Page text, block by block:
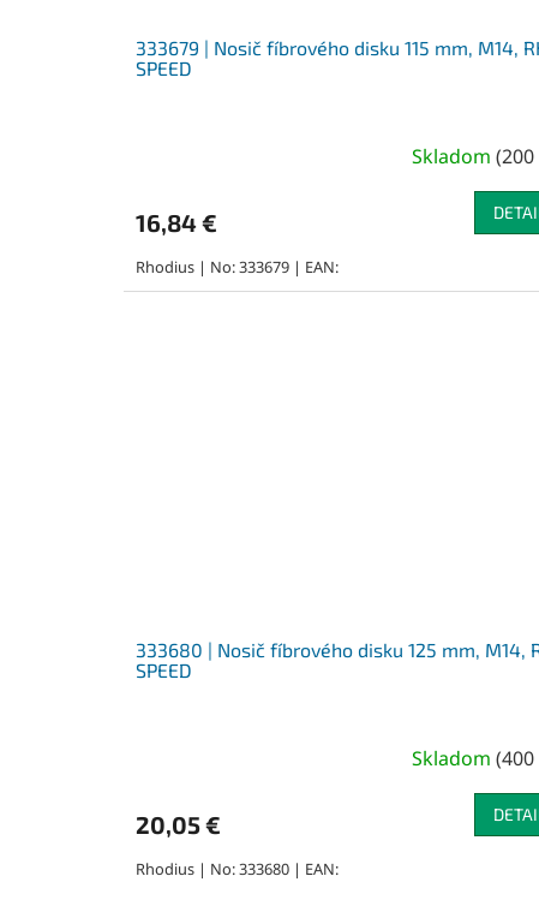
333679 | Nosič fíbrového disku 115 mm, M14,
SPEED
Skladom(
16,84 €
Rhodius | No: 333679 | EAN:
333680 | Nosič fíbrového disku 125 mm, M14,
SPEED
Skladom(
20,05 €
Rhodius | No: 333680 | EAN: